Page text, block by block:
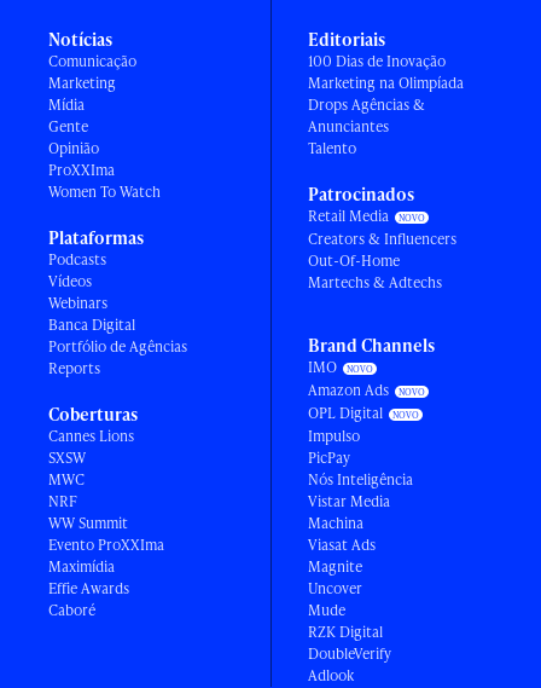
Notícias
Comunicação
Marketing
Mídia
Gente
Opinião
ProXXIma
Women To Watch
Plataformas
Podcasts
Vídeos
Webinars
Banca Digital
Portfólio de Agências
Reports
Coberturas
Cannes Lions
SXSW
MWC
NRF
WW Summit
Evento ProXXIma
Maximídia
Effie Awards
Caboré
Editoriais
100 Dias de Inovação
Marketing na Olimpíada
Drops Agências &
Anunciantes
Talento
Patrocinados
Retail Media
Creators & Influencers
Out-Of-Home
Martechs & Adtechs
Brand Channels
IMO
Amazon Ads
OPL Digital
Impulso
PicPay
Nós Inteligência
Vistar Media
Machina
Viasat Ads
Magnite
Uncover
Mude
RZK Digital
DoubleVerify
Adlook